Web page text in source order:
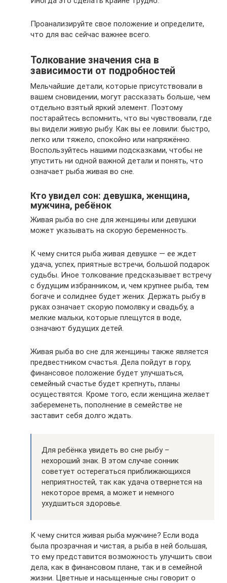
Проанализируйте свое положение и определите,
что для вас сейчас важнее всего.
Толкование значения сна в
зависимости от подробностей
Мельчайшие детали, которые присутствовали в
вашем сновидении, могут рассказать больше, чем
отдельно взятый яркий элемент. Поэтому
постарайтесь вспомнить, что вы чувствовали, где
вы видели живую рыбу. Как вы ее ловили: быстро,
легко или тяжело, спокойно или напряжённо.
Воспользуйтесь нашими подсказками, чтобы не
упустить ни одной важной детали и понять, что
означает рыба живая во сне.
Кто увидел сон: девушка, женщина,
мужчина, ребёнок
Живая рыба во сне для женщины или девушки
может указывать на скорую беременность.
К чему снится рыба живая девушке — ее ждет
удача, успех, приятные встречи, большой подарок
судьбы. Иное толкование предсказывает встречу
с будущим избранником, и, чем крупнее рыба, тем
богаче и солиднее будет жених. Держать рыбу в
руках означает скорую помолвку и свадьбу, а
мелкие мальки, которые плещутся в воде,
означают будущих детей.
Живая рыба во сне для женщины также является
предвестником счастья. Дела пойдут в гору,
финансовое положение будет улучшаться,
семейный счастье будет крепнуть, планы
осуществятся. Кроме того, если женщина желает
забеременеть, пополнение в семействе не
заставит себя долго ждать.
Для ребёнка увидеть во сне рыбу –
нехороший знак. В этом случае сонник
советует остерегаться приближающихся
неприятностей, так как удача отвернется на
некоторое время, а может и немного
ухудшиться здоровье.
К чему снится живая рыба мужчине? Если вода
была прозрачная и чистая, а рыба в ней большая,
то ему представится возможность улучшить свои
дела, как в финансовом плане, так и в семейной
жизни. Цветные и насыщенные сны говорит о